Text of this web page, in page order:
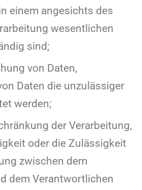
einem angesichts des
wesentlichen
sind;
von Daten,
Daten die unzulässiger
werden;
der Verarbeitung,
oder die Zulässigkeit
zwischen dem
dem Verantwortlichen